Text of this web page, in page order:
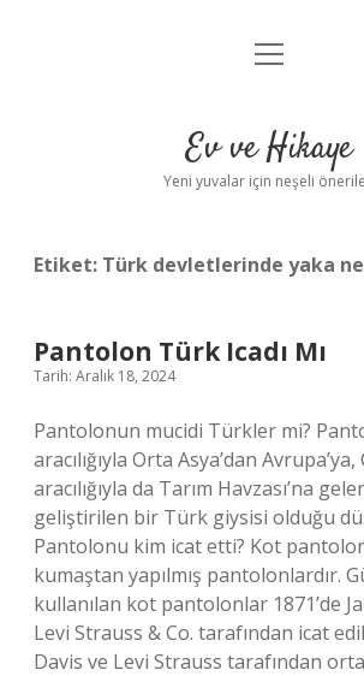
Anasayfa
Yasal Uyarı
menüyü
Ev ve Hikaye
Yeni yuvalar için neşeli
Etiket: Türk devletlerinde yaka
Pantolon Türk Icadı Mı
Tarih: Aralık 18, 2024
Pantolonun mucidi Türkler mi?
aracılığıyla Orta Asya’dan
aracılığıyla da Tarım Havzası’na
geliştirilen bir Türk giysisi olduğu
Pantolonu kim icat etti? Kot
kumaştan yapılmış pantolonlardır.
kullanılan kot pantolonlar 1871’de
Levi Strauss & Co. tarafından icat
Davis ve Levi Strauss tarafından